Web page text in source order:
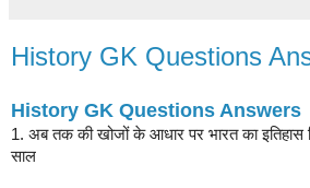
History GK Questions
History GK Questions Answers
1. अब तक की खोजों के आधार पर भारत का इतिहास
साल